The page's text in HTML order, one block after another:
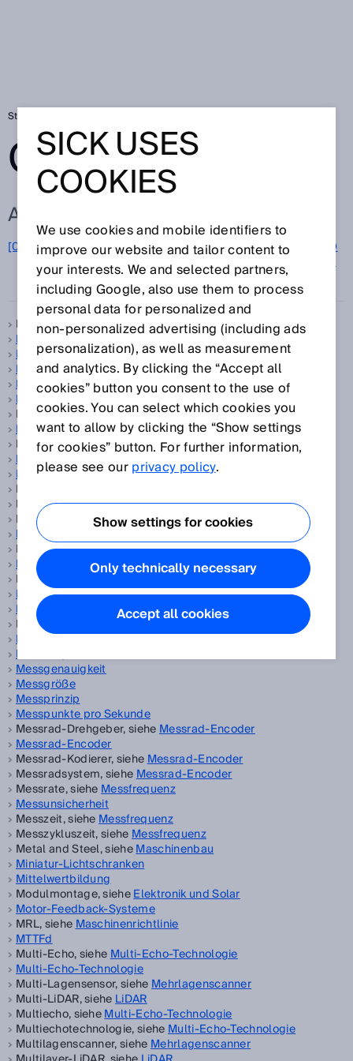
Startseite
GLOSSAR
ALLE BEGRIFFE ZU M
[0-9] A B C D E F G H I J K L M O
Q
S T U V W X Y Z
Machine Building, sieheMaschinenbau
Machine Vision Sensor
Magnetische Näherungssensoren
Manipulation
Maschinenbau
Maschinenrichtlinie
Massendurchfluss-Messung, sieheMassenstrom-Messgerät
Massenstrom-Messgerät
Massenstrommessung, sieheMassenstrom-Messgerät
Maßverkörperung
Maßverkörperung
Mean Time To dangerous Failure, siehe
Mean Time To Failure dangerous, sieheMTTFd
Measurement, sieheOel und Gas
Mehrfachauswertung
Mehrlagen-LiDAR-Sensor, sieheMehrlagenscanner
Mehrlagenscanner
Mehrlagensensor, siehe Mehrlagenscanner
Meldeausgang
Messbereich
Messdatentelegramm, sieheTelegramm
Messende Automatisierungs-Lichtgitter
Messfrequenz
Messgenauigkeit
Messgröße
Messprinzip
Messpunkte pro Sekunde
Messrad-Drehgeber, sieheMessrad-Encoder
Messrad-Encoder
Messrad-Kodierer, sieheMessrad-Encoder
Messradsystem, sieheMessrad-Encoder
Messrate, sieheMessfrequenz
Messunsicherheit
Messzeit, sieheMessfrequenz
Messzykluszeit, sieheMessfrequenz
Metal and Steel, sieheMaschinenbau
Miniatur-Lichtschranken
Mittelwertbildung
Modulmontage, sieheElektronik und Solar
Motor-Feedback-Systeme
MRL, sieheMaschinenrichtlinie
MTTFd
Multi-Echo, sieheMulti-Echo-Technologie
Multi-Echo-Technologie
Multi-Lagensensor, sieheMehrlagenscanner
Multi-LiDAR, sieheLiDAR
Multiecho, sieheMulti-Echo-Technologie
Multiechotechnologie, sieheMulti-Echo-Technologie
Multilagenscanner, sieheMehrlagenscanner
SICK USES
COOKIES
We use cookies and mobile identifiers to
improve our website and tailor content to
your interests. We and selected partners,
including Google, also use them to process
personal data for personalized and
non‑personalized advertising (including ads
personalization), as well as measurement
and analytics. By clicking the “Accept all
cookies” button you consent to the use of
cookies. You can select which cookies you
want to allow by clicking the “Show settings
for cookies” button. For further information,
please see ourprivacy policy.
Show settings for cookies
Only technically necessary
Accept all cookies